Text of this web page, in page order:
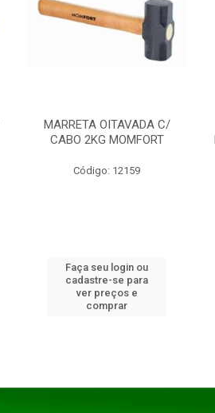
MARRETA OITAVADA C/
CABO 2KG MOMFORT
Código: 12159
Faça seu login ou
cadastre-se para
ver preços e
comprar